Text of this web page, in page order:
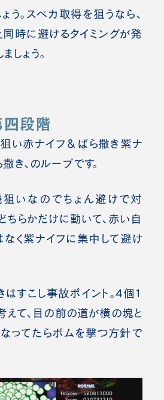
う。スペカ取得を狙うなら、
時に避けるタイミングが発
しょう。
四段階
赤ナイフ＆ばら撒き紫ナ
き、 のループです。
いなのでちょん避けで対
ちらかだけに動いて、赤い自
く紫ナイフに集中して避け
すこし事故ポイント。4個1
えて、目の前の道が横の塊と
ってたらボムを撃つ方針で